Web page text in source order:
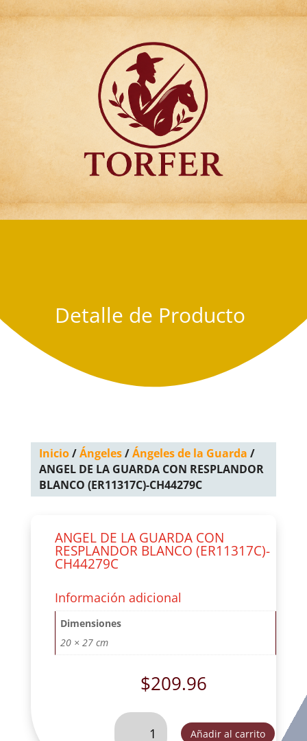
Articulos para
Regalo Torfer.
Detalle de Producto
Inicio/Ángeles/Ángeles de la Guarda /
ANGEL DE LA GUARDA CON RESPLANDOR
BLANCO (ER11317C)-CH44279C
ANGEL DE LA GUARDA CON
RESPLANDOR BLANCO (ER11317C)-
CH44279C
Información adicional
Dimensiones
20 × 27 cm
$209.96
ANGEL
Añadir al carrito